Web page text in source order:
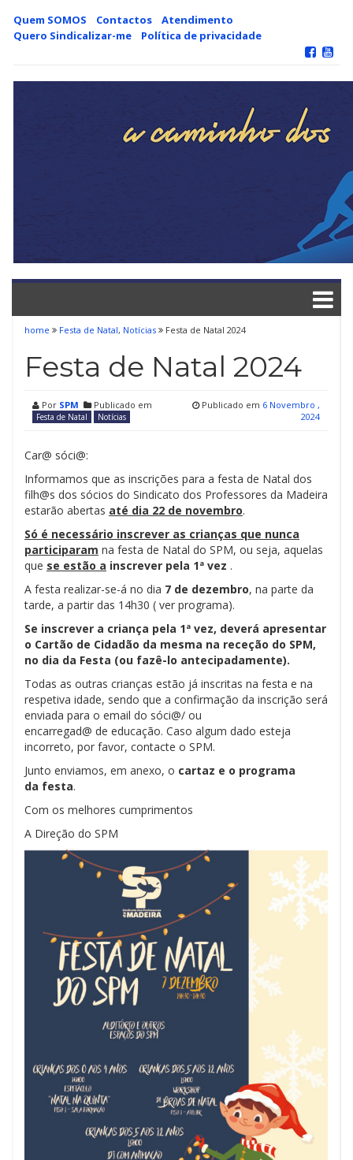
Skip
content
Quem SOMOS Contactos
Atendimento
Quero Sindicalizar-me
Política de privacidade
home Festa de Natal, Notícias Festa de Natal 2024
Festa de Natal 2024
Por SPM Publicado em
Festa de Natal Notícias
Publicado em 6 Novembro ,
2024
Car@ sóci@:
Informamos que as inscrições para a festa de Natal dos
filh@s dos sócios do Sindicato dos Professores da Madeira
estarão abertas até dia 22 de novembro.
Só é necessário inscrever as crianças que nunca
participaram na festa de Natal do SPM, ou seja, aquelas
que se estão a inscrever pela 1ª vez .
A festa realizar-se-á no dia 7 de dezembro, na parte da
tarde, a partir das 14h30 ( ver programa).
Se inscrever a criança pela 1ª vez, deverá apresentar
o Cartão de Cidadão da mesma na receção do SPM,
no dia da Festa (ou fazê-lo antecipadamente).
Todas as outras crianças estão já inscritas na festa e na
respetiva idade, sendo que a confirmação da inscrição será
enviada para o email do sóci@/ ou
encarregad@ de educação. Caso algum dado esteja
incorreto, por favor, contacte o SPM.
Junto enviamos, em anexo, o cartaz e o programa
da festa.
Com os melhores cumprimentos
A Direção do SPM